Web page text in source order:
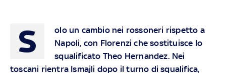
S
olo un cambio nei rossoneri rispetto a
Napoli, con Florenzi che sostituisce lo
squalificato Theo Hernandez. Nei
toscani rientra Ismajli dopo il turno di squalifica,